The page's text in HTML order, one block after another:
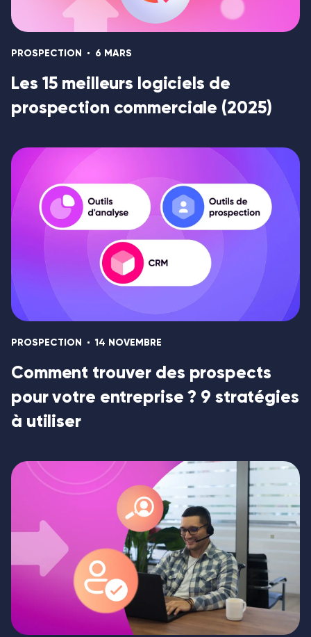
PROSPECTION 6 MARS
Les 15 meilleurs logiciels de
prospection commerciale (2025)
PROSPECTION 14 NOVEMBRE
Comment trouver des prospects
pour votre entreprise ? 9 stratégies
à utiliser